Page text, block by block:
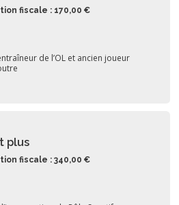
fiscale : 170,00 €
de l’OL et ancien joueur
plus
fiscale : 340,00 €